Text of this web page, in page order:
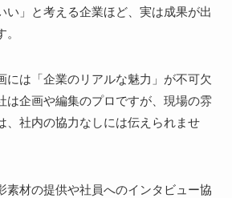
い」と考える企業ほど、実は成果が出
には「企業のリアルな魅力」が不可欠
は企画や編集のプロですが、現場の雰
、社内の協力なしには伝えられませ
素材の提供や社員へのインタビュー協